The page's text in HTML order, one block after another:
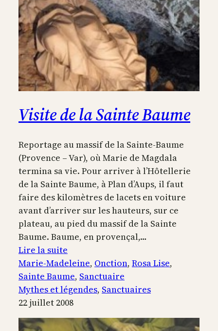
Visite de la Sainte Baume
Reportage au massif de la Sainte-Baume
(Provence – Var), où Marie de Magdala
termina sa vie. Pour arriver à l’Hôtellerie
de la Sainte Baume, à Plan d’Aups, il faut
faire des kilomètres de lacets en voiture
avant d’arriver sur les hauteurs, sur ce
plateau, au pied du massif de la Sainte
Baume. Baume, en provençal,…
Lire la suite
Visite
de
la
Sainte
Baume
Marie-Madeleine, Onction, Rosa Lise
Sainte Baume, Sanctuaire
Mythes et légendes, Sanctuaires
22 juillet 2008